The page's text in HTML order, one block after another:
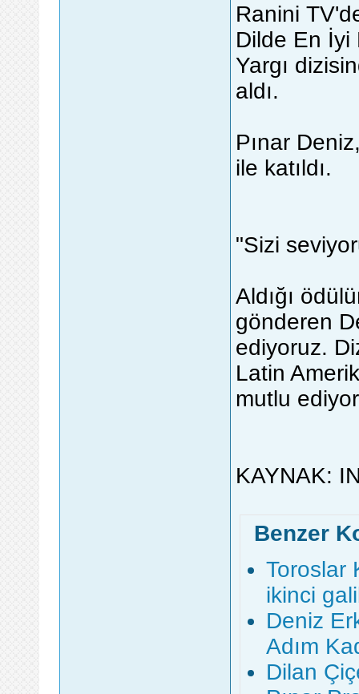
Ranini
Dilde En İyi
Yargı
aldı.
Pınar
ile katıldı.
"Sizi
Aldığı
gönderen
ediyoruz.
Latin
mutlu
KAYNAK:
Benzer
Toroslar
ikinci
Deniz
Adım
Dilan